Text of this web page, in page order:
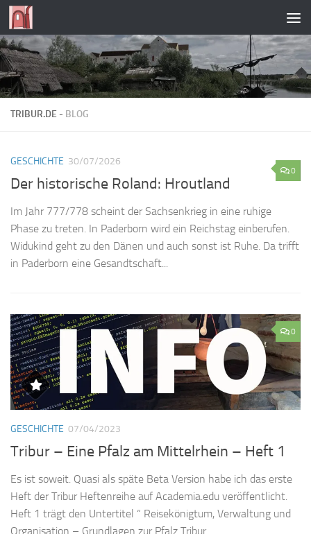
Zum Inhalt springen
TRIBUR.DE - BLOG
0
GESCHICHTE 30/07/2026
Der historische Roland: Hroutland
Im Jahr 777/778 scheint der Sachsenkrieg in eine ruhige
Phase zu treten. In Paderborn wird ein Reichstag einberufen.
Widukind geht zu den Dänen und auch sonst ist Ruhe. Da trifft
in Paderborn eine Gesandtschaft...
0
GESCHICHTE 07/04/2023
Tribur – Eine Pfalz am Mittelrhein – Heft 1
Es ist soweit. Quasi als späte Beta Version habe ich das erste
Heft der Tribur Heftenreihe auf Academia.edu veröffentlicht.
Heft 1 trägt den Untertitel “ Reisekönigtum, Verwaltung und
Organisation – Grundlagen zur Pfalz Tribur....